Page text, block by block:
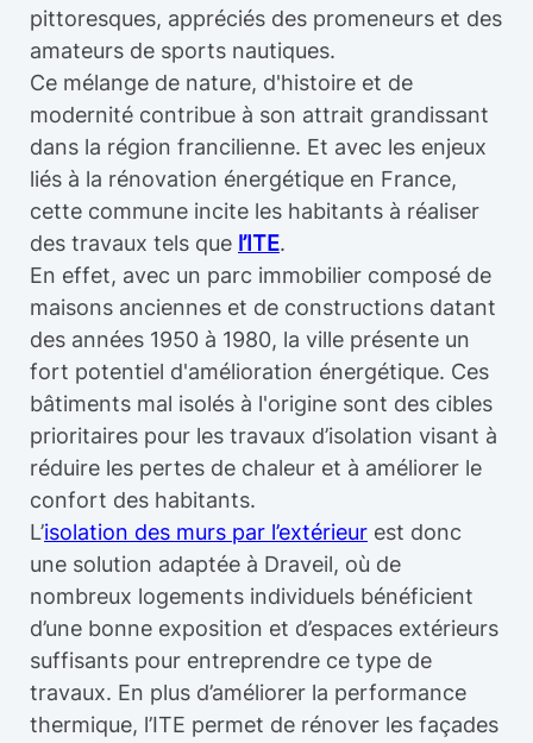
pittoresques, appréciés des promeneurs et des
amateurs de sports nautiques.
Ce mélange de nature, d'histoire et de
modernité contribue à son attrait grandissant
dans la région francilienne. Et avec les enjeux
liés à la rénovation énergétique en France,
cette commune incite les habitants à réaliser
des travaux tels que l’ITE.
En effet, avec un parc immobilier composé de
maisons anciennes et de constructions datant
des années 1950 à 1980, la ville présente un
fort potentiel d'amélioration énergétique. Ces
bâtiments mal isolés à l'origine sont des cibles
prioritaires pour les travaux d’isolation visant à
réduire les pertes de chaleur et à améliorer le
confort des habitants.
L’isolation des murs par l’extérieur est donc
une solution adaptée à Draveil, où de
nombreux logements individuels bénéficient
d’une bonne exposition et d’espaces extérieurs
suffisants pour entreprendre ce type de
travaux. En plus d’améliorer la performance
thermique, l’ITE permet de rénover les façades